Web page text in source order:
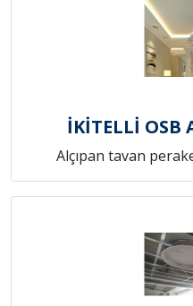
İKİTELLİ OSB
Alçıpan tavan